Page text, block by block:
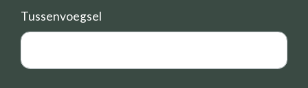
Tussenvoegsel